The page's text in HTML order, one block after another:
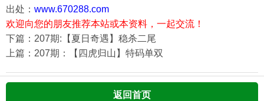
出处： www.670288.com
欢迎向您的朋友推荐本站或本资料，一起交流！
下篇：207期:【夏日奇遇】稳杀二尾
上篇：207期：【四虎归山】特码单双
返回首页